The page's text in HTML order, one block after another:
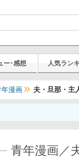
ー･感想 人気ラン
年漫画 夫・旦那・主
青年漫画／